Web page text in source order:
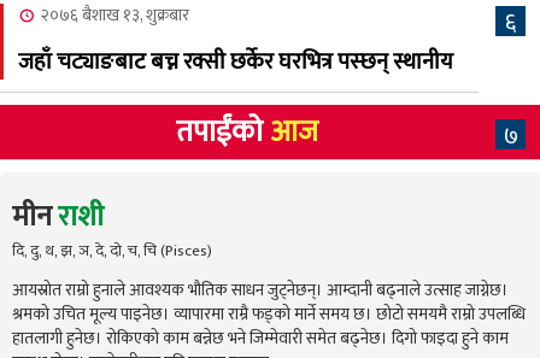
६
२०७६ बैशाख १३, शुक्रबार
जहाँ चट्याङबाट बच्न रक्सी छर्केर घरभित्र पस्छन् स्थानीय
७
तपाईंकोआज
मीनराशी
दि, दु, थ, झ, ञ, दे, दो, च, चि (Pisces)
आयस्रोत राम्रो हुनाले आवश्यक भौतिक साधन जुट्नेछन्। आम्दानी बढ्नाले उत्साह जाग्नेछ।
श्रमको उचित मूल्य पाइनेछ। व्यापारमा राम्रै फड्को मार्ने समय छ। छोटो समयमै राम्रो उपलब्धि
हातलागी हुनेछ। रोकिएको काम बन्नेछ भने जिम्मेवारी समेत बढ्नेछ। दिगो फाइदा हुने काम